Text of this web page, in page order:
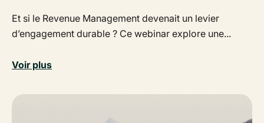
Et si le Revenue Management devenait un levier
d’engagement durable ? Ce webinar explore une...
Voir plus